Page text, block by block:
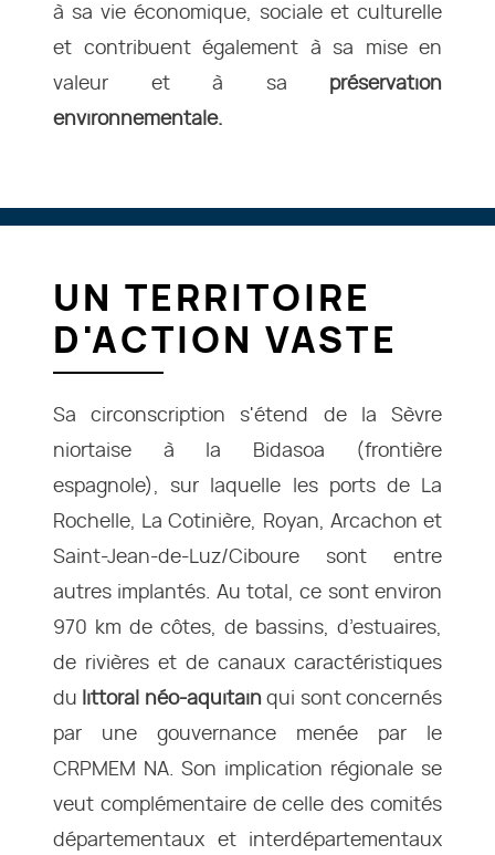
à sa vie économique, sociale et culturelle
et contribuent également à sa mise en
valeur et à sa préservation
environnementale.
UN TERRITOIRE
D'ACTION VASTE
Sa circonscription s'étend de la Sèvre
niortaise à la Bidasoa (frontière
espagnole), sur laquelle les ports de La
Rochelle, La Cotinière, Royan, Arcachon et
Saint-Jean-de-Luz/Ciboure sont entre
autres implantés. Au total, ce sont environ
970 km de côtes, de bassins, d’estuaires,
de rivières et de canaux caractéristiques
du littoral néo-aquitainqui sont concernés
par une gouvernance menée par le
CRPMEM NA. Son implication régionale se
veut complémentaire de celle des comités
départementaux et interdépartementaux